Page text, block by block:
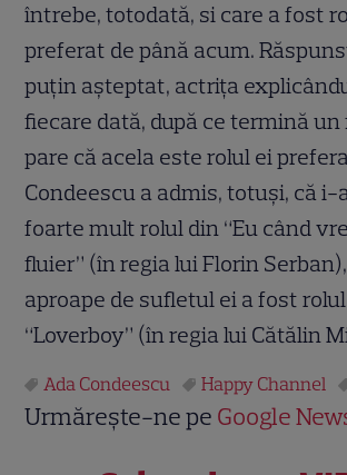
întrebe, totodată, si care a fost
preferat de până acum.
puțin așteptat, actrița
fiecare dată, după ce termină un
pare că acela este rolul ei
Condeescu a admis, totuși, că i-
foarte mult rolul din “Eu când
fluier” (în regia lui Florin
aproape de sufletul ei a fost
“Loverboy” (în regia lui Cătălin
Ada Condeescu Happy Channel
Urmărește-ne pe Google